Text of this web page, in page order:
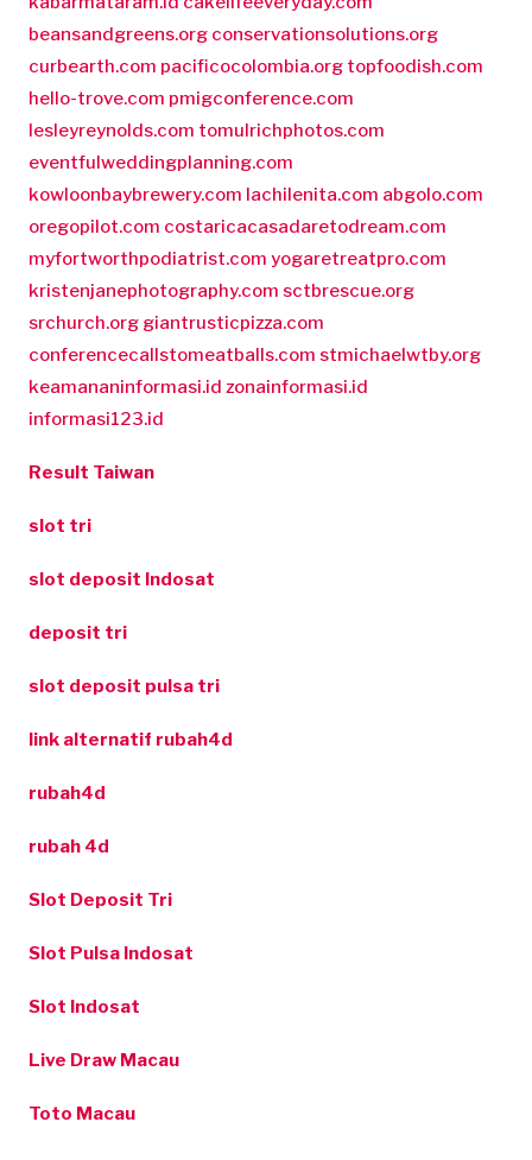
beansandgreens.org conservationsolutions.org
curbearth.com pacificocolombia.org topfoodish.com
hello-trove.com pmigconference.com
lesleyreynolds.com tomulrichphotos.com
eventfulweddingplanning.com
kowloonbaybrewery.com lachilenita.com abgolo.com
oregopilot.com costaricacasadaretodream.com
myfortworthpodiatrist.com yogaretreatpro.com
kristenjanephotography.com sctbrescue.org
srchurch.org giantrusticpizza.com
conferencecallstomeatballs.com stmichaelwtby.org
keamananinformasi.id zonainformasi.id
informasi123.id
Result Taiwan
slot tri
slot deposit Indosat
deposit tri
slot deposit pulsa tri
link alternatif rubah4d
rubah4d
rubah 4d
Slot Deposit Tri
Slot Pulsa Indosat
Slot Indosat
Live Draw Macau
Toto Macau